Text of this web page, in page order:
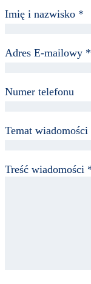
Imię i nazwisko *
Adres E-mailowy *
Numer telefonu
Temat wiadomości
Treść wiadomości